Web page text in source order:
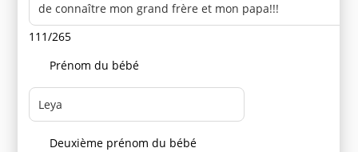
111/265
Prénom du bébé
Deuxième prénom du bébé